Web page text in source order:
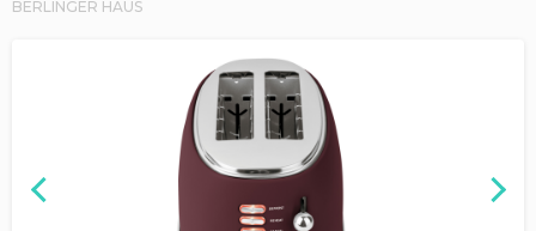
BERLINGER HAUS